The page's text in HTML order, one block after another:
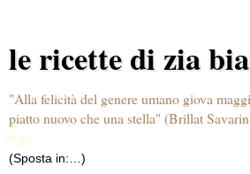
le ricette di zia
"Alla felicità del genere umano giova
piatto nuovo che una stella" (Brillat